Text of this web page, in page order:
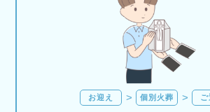
お迎え 個別火葬